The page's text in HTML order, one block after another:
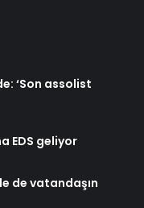
‘Son assolist
EDS geliyor
de vatandaşın